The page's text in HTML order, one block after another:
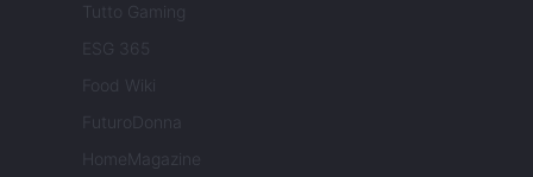
Tutto Gaming
ESG 365
Food Wiki
FuturoDonna
HomeMagazine